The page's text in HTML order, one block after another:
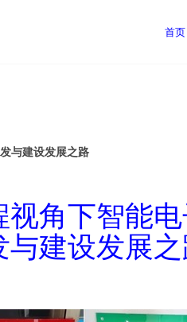
首页
与建设发展之路
角下智能
与建设发展